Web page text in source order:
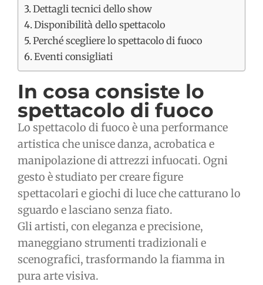
Dettagli tecnici dello show
Disponibilità dello spettacolo
Perché scegliere lo spettacolo di fuoco
Eventi consigliati
In cosa consiste lo
spettacolo di fuoco
Lo spettacolo di fuoco è una performance
artistica che unisce danza, acrobatica e
manipolazione di attrezzi infuocati. Ogni
gesto è studiato per creare figure
spettacolari e giochi di luce che catturano lo
sguardo e lasciano senza fiato.
Gli artisti, con eleganza e precisione,
maneggiano strumenti tradizionali e
scenografici, trasformando la fiamma in
pura arte visiva.